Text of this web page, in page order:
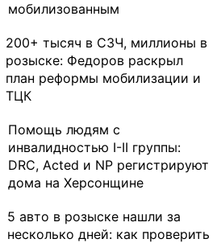
мобилизованным
200+ тысяч в СЗЧ, миллионы в
розыске: Федоров раскрыл
план реформы мобилизации и
ТЦК
Помощь людям с
инвалидностью I-II группы:
DRC, Acted и NP регистрируют
дома на Херсонщине
5 авто в розыске нашли за
несколько дней: как проверить